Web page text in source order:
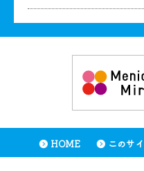
HOME このサ